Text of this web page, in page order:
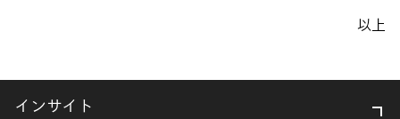
以上
インサイト